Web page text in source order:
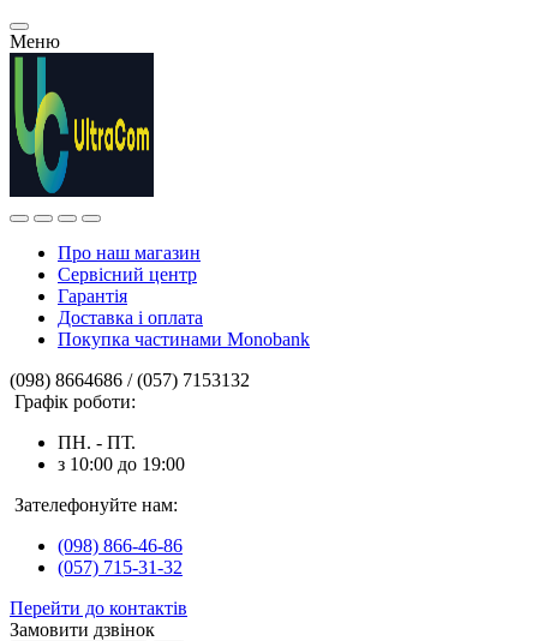
Меню
Про наш магазин
Сервісний центр
Гарантія
Доставка і оплата
Покупка частинами Monobank
(098) 8664686 / (057) 7153132
Графік роботи:
ПН. - ПТ.
з 10:00 до 19:00
Зателефонуйте нам:
(098) 866-46-86
(057) 715-31-32
Перейти до контактів
Замовити дзвінок